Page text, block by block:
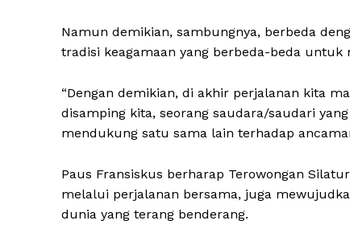
Namun demikian, sambungnya, berbeda
tradisi keagamaan yang berbeda-beda
“Dengan demikian, di akhir perjalanan kita
disamping kita, seorang saudara/saudari
mendukung satu sama lain terhadap
Paus Fransiskus berharap Terowongan
melalui perjalanan bersama, juga
dunia yang terang benderang.